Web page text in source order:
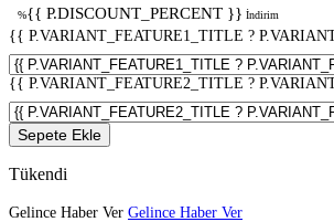
%{{ P.DISCOUNT_PERCENT }} İndirim
{{ P.VARIANT_FEATURE1_TITLE ?
{{ P.VARIANT_FEATURE2_TITLE ?
Sepete Ekle
Tükendi
Gelince Haber Ver Gelince Haber Ver